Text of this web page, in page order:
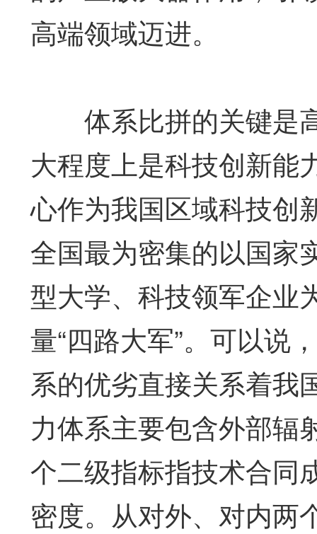
高端领域迈进。
体系比拼的关键是
大程度上是科技创新能
心作为我国区域科技创
全国最为密集的以国家
型大学、科技领军企业
量“四路大军”。可以说
系的优劣直接关系着我
力体系主要包含外部辐
个二级指标指技术合同
密度。从对外、对内两